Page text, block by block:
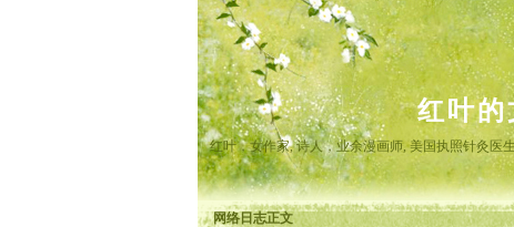
红叶
红叶，女作家, 诗人，业余漫画师, 美国执照针灸医
网络日志正文